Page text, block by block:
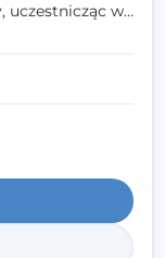
uczestnicząc w
z
dorosłymi
poczucie
oraz wolności
Kieruję się
każdy
wsparcie i
swoimi